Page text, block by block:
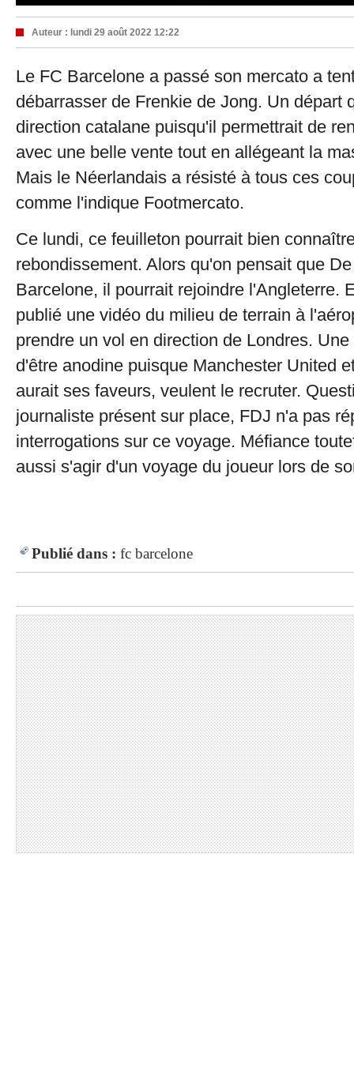
Auteur : lundi 29 août 2022 12:22
Le FC Barcelone a passé son mercato a
débarrasser de Frenkie de Jong. Un départ
direction catalane puisqu'il permettrait de
avec une belle vente tout en allégeant la
Mais le Néerlandais a résisté à tous ces
comme l'indique Footmercato.
Ce lundi, ce feuilleton pourrait bien
rebondissement. Alors qu'on pensait que
Barcelone, il pourrait rejoindre l'Angleterre.
publié une vidéo du milieu de terrain à
prendre un vol en direction de Londres.
d'être anodine puisque Manchester United
aurait ses faveurs, veulent le recruter.
journaliste présent sur place, FDJ n'a pas
interrogations sur ce voyage. Méfiance
aussi s'agir d'un voyage du joueur lors de
Publié dans : fc barcelone